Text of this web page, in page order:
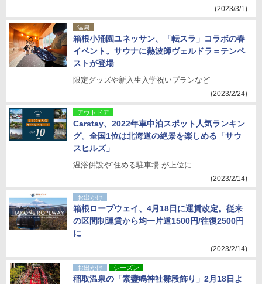
(2023/3/1)
温泉
箱根小涌園ユネッサン、「転スラ」コラボの春
イベント。サウナに熱波師ヴェルドラ＝テンペ
ストが登場
限定グッズや新入生入学祝いプランなど
(2023/2/24)
アウトドア
Carstay、2022年車中泊スポット人気ランキン
グ。全国1位は北海道の絶景を楽しめる「サウ
スヒルズ」
温浴併設や“住める駐車場”が上位に
(2023/2/14)
お出かけ
箱根ロープウェイ、4月18日に運賃改定。従来
の区間制運賃から均一片道1500円/往復2500円
に
(2023/2/14)
お出かけ シーズン
稲取温泉の「素盞鳴神社雛段飾り」2月18日よ